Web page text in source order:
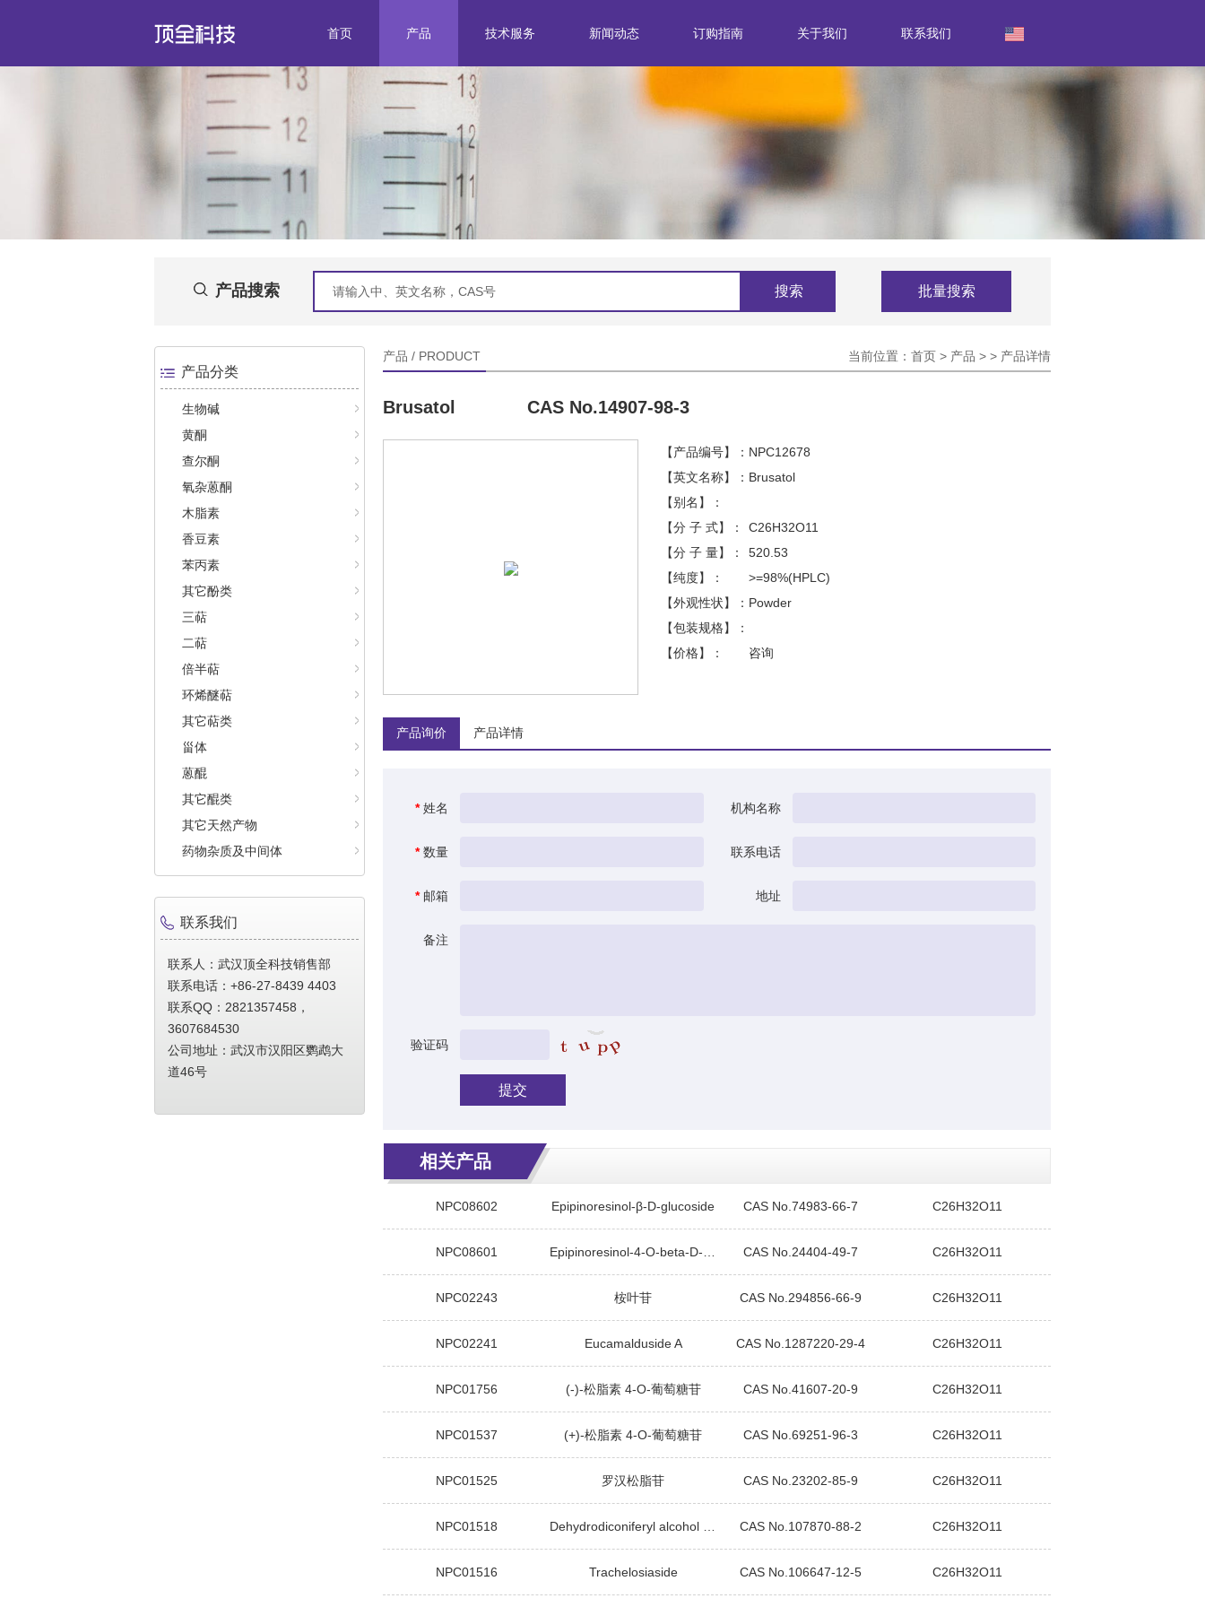
首页 产品 技术服务
分离纯化
标准研究
结构鉴定
产品定制
新闻动态 订购指南 关于我们 联系我们
产品搜索 搜索 批量搜索
产品分类
生物碱
黄酮
查尔酮
氧杂蒽酮
木脂素
香豆素
苯丙素
其它酚类
三萜
二萜
倍半萜
环烯醚萜
其它萜类
甾体
蒽醌
其它醌类
其它天然产物
药物杂质及中间体
联系我们
联系人：武汉顶全科技销售部
联系电话：+86-27-8439 4403
联系QQ：2821357458，
3607684530
公司地址：武汉市汉阳区鹦鹉大
道46号
产品 / PRODUCT 当前位置： 首页 > 产品 > > 产品详情
Brusatol CAS No.14907-98-3
【产品编号】： NPC12678
【英文名称】： Brusatol
【别名】：
【分 子 式】：
C26H32O11
【分 子 量】：
520.53
【纯度】：
>=98%(HPLC)
【外观性状】： Powder
【包装规格】：
【价格】：
咨询
产品询价 产品详情
*姓名 机构名称
*数量 联系电话
*邮箱 地址
备注
验证码
提交
相关产品
NPC08602 Epipinoresinol-β-D-glucoside CAS No.74983-66-7 C26H32O11
NPC08601 CAS No.24404-49-7 C26H32O11
NPC02243 桉叶苷 CAS No.294856-66-9 C26H32O11
NPC02241 Eucamalduside A CAS No.1287220-29-4 C26H32O11
NPC01756 (-)-松脂素 4-O-葡萄糖苷 CAS No.41607-20-9 C26H32O11
NPC01537 (+)-松脂素 4-O-葡萄糖苷 CAS No.69251-96-3 C26H32O11
NPC01525 罗汉松脂苷 CAS No.23202-85-9 C26H32O11
NPC01518 CAS No.107870-88-2 C26H32O11
NPC01516 Trachelosiaside CAS No.106647-12-5 C26H32O11